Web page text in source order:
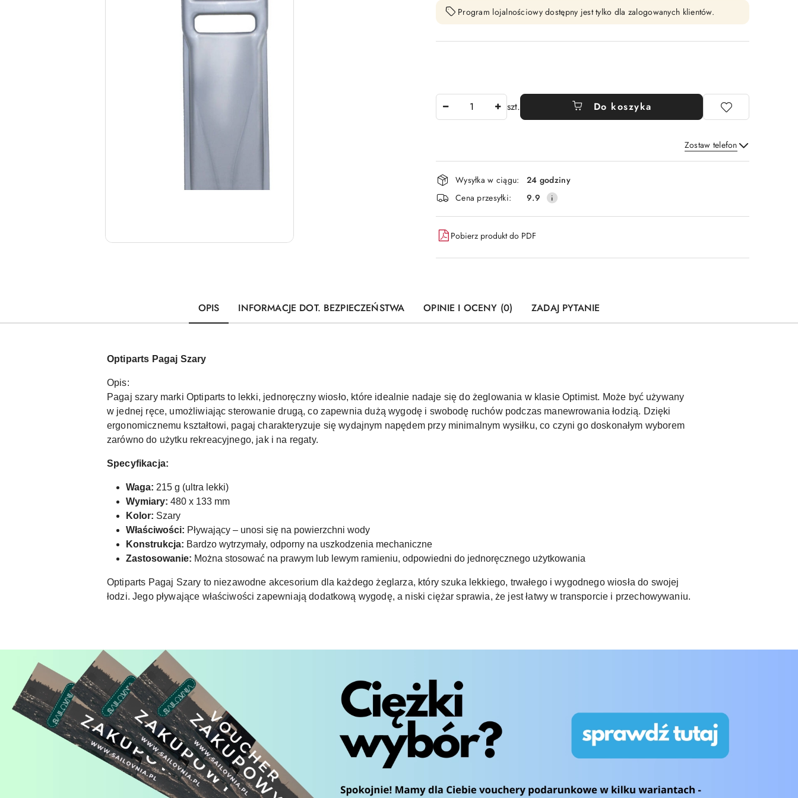
Program lojalnościowy dostępny jest tylko dla zalogowanych klientów.
szt. Do koszyka
Zostaw telefon
Wyślij
Dostępność
i
dostawa
Wysyłka w ciągu:
24 godziny
Cena przesyłki:
9.9
Pobierz produkt do PDF
OPIS INFORMACJE DOT. BEZPIECZEŃSTWA OPINIE I OCENY (0) ZADAJ PYTANIE
Optiparts Pagaj Szary
Opis:
Pagaj szary marki Optiparts to lekki, jednoręczny wiosło, które idealnie nadaje się do żeglowania w klasie Optimist. Może być używany
w jednej ręce, umożliwiając sterowanie drugą, co zapewnia dużą wygodę i swobodę ruchów podczas manewrowania łodzią. Dzięki
ergonomicznemu kształtowi, pagaj charakteryzuje się wydajnym napędem przy minimalnym wysiłku, co czyni go doskonałym wyborem
zarówno do użytku rekreacyjnego, jak i na regaty.
Specyfikacja:
Waga: 215 g (ultra lekki)
Wymiary: 480 x 133 mm
Kolor: Szary
Właściwości: Pływający – unosi się na powierzchni wody
Konstrukcja: Bardzo wytrzymały, odporny na uszkodzenia mechaniczne
Zastosowanie: Można stosować na prawym lub lewym ramieniu, odpowiedni do jednoręcznego użytkowania
Optiparts Pagaj Szary to niezawodne akcesorium dla każdego żeglarza, który szuka lekkiego, trwałego i wygodnego wiosła do swojej
łodzi. Jego pływające właściwości zapewniają dodatkową wygodę, a niski ciężar sprawia, że jest łatwy w transporcie i przechowywaniu.